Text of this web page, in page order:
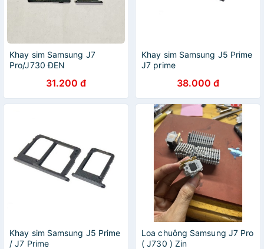
Khay sim Samsung J7
Pro/J730 ĐEN
31.200 đ
Khay sim Samsung J5 Prime
J7 prime
38.000 đ
Khay sim Samsung J5 Prime
/ J7 Prime
Loa chuông Samsung J7 Pro
( J730 ) Zin